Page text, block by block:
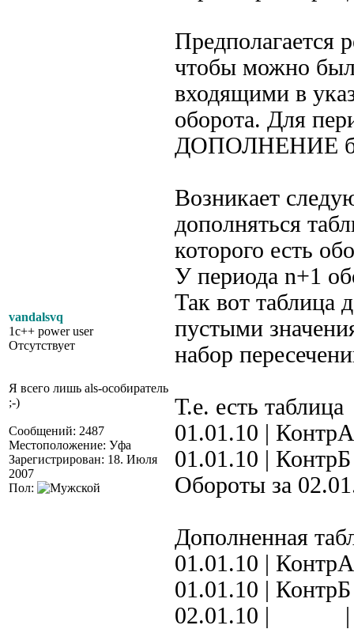
vandalsvq
1c++ power user
Отсутствует
Я всего лишь als-особиратель
;-)
Сообщений: 2487
Местоположение: Уфа
Зарегистрирован: 18. Июля
2007
Пол:
Предполагается
чтобы можно
входящими в
оборота. Для
ДОПОЛНЕНИЕ
Возникает
дополняться
которого есть
У периода n+1
Так вот таблица
пустыми
набор
Т.е. есть таблица
01.01.10 |
01.01.10 |
Обороты за
Дополненная
01.01.10 |
01.01.10 |